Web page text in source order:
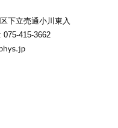
下立売通小川東入
415-3662